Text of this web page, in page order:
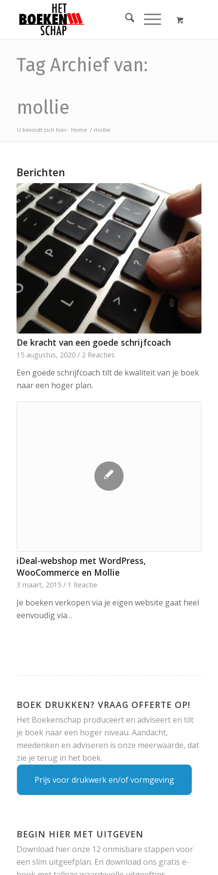
Tag Archief van:
mollie
U bevindt zich hier: Home / mollie
Berichten
De kracht van een goede schrijfcoach
15 augustus, 2020 / 2 Reacties
Een goede schrijfcoach tilt de kwaliteit van je boek
naar een hoger plan.
iDeal-webshop met WordPress,
WooCommerce en Mollie
3 maart, 2015 / 1 Reactie
Je boeken verkopen via je eigen website gaat heel
eenvoudig via…
BOEK DRUKKEN? VRAAG OFFERTE OP!
Het Boekenschap produceert en adviseert en tilt
je boek naar een hoger niveau. Aandacht,
meedenken en adviseren is onze meerwaarde, dat
zie je terug in het boek.
Prijs voor drukwerk en/of vormgeving
BEGIN HIER MET UITGEVEN
Download hier onze 12 onmisbare stappen voor
een slim uitgeefplan. En download ons gratis e-